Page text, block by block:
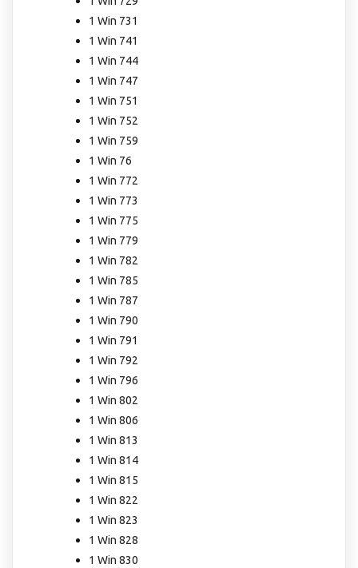
1 Win 731
1 Win 741
1 Win 744
1 Win 747
1 Win 751
1 Win 752
1 Win 759
1 Win 76
1 Win 772
1 Win 773
1 Win 775
1 Win 779
1 Win 782
1 Win 785
1 Win 787
1 Win 790
1 Win 791
1 Win 792
1 Win 796
1 Win 802
1 Win 806
1 Win 813
1 Win 814
1 Win 815
1 Win 822
1 Win 823
1 Win 828
1 Win 830